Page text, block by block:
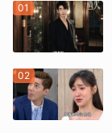
01
02